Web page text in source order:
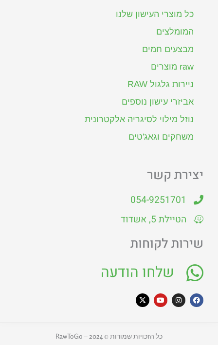
כל מוצרי העישון שלנו
המומלצים
מבצעים חמים
raw מוצרים
ניירות גלגול RAW
אביזרי עישון נוספים
נוזל מילוי לסיגריה אלקטרונית
משחקים וגאג'טים
יצירת קשר
054-9251701
הטיילת 5, אשדוד
שירות לקוחות
שלחו הודעה
F
a
c
b
I
n
s
a
Y
o
u
u
e
X
-
t
i
t
כל הזכויות שמורות © 2024 – RawToGo